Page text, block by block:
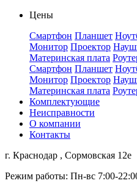
Цены
Смартфон Планшет
Монитор Проектор
Материнская плата
Смартфон Планшет
Монитор Проектор
Материнская плата
Комплектующие
Неисправности
О компании
Контакты
г. Краснодар , Сормовская 12е
Режим работы: Пн-вс 7:00-